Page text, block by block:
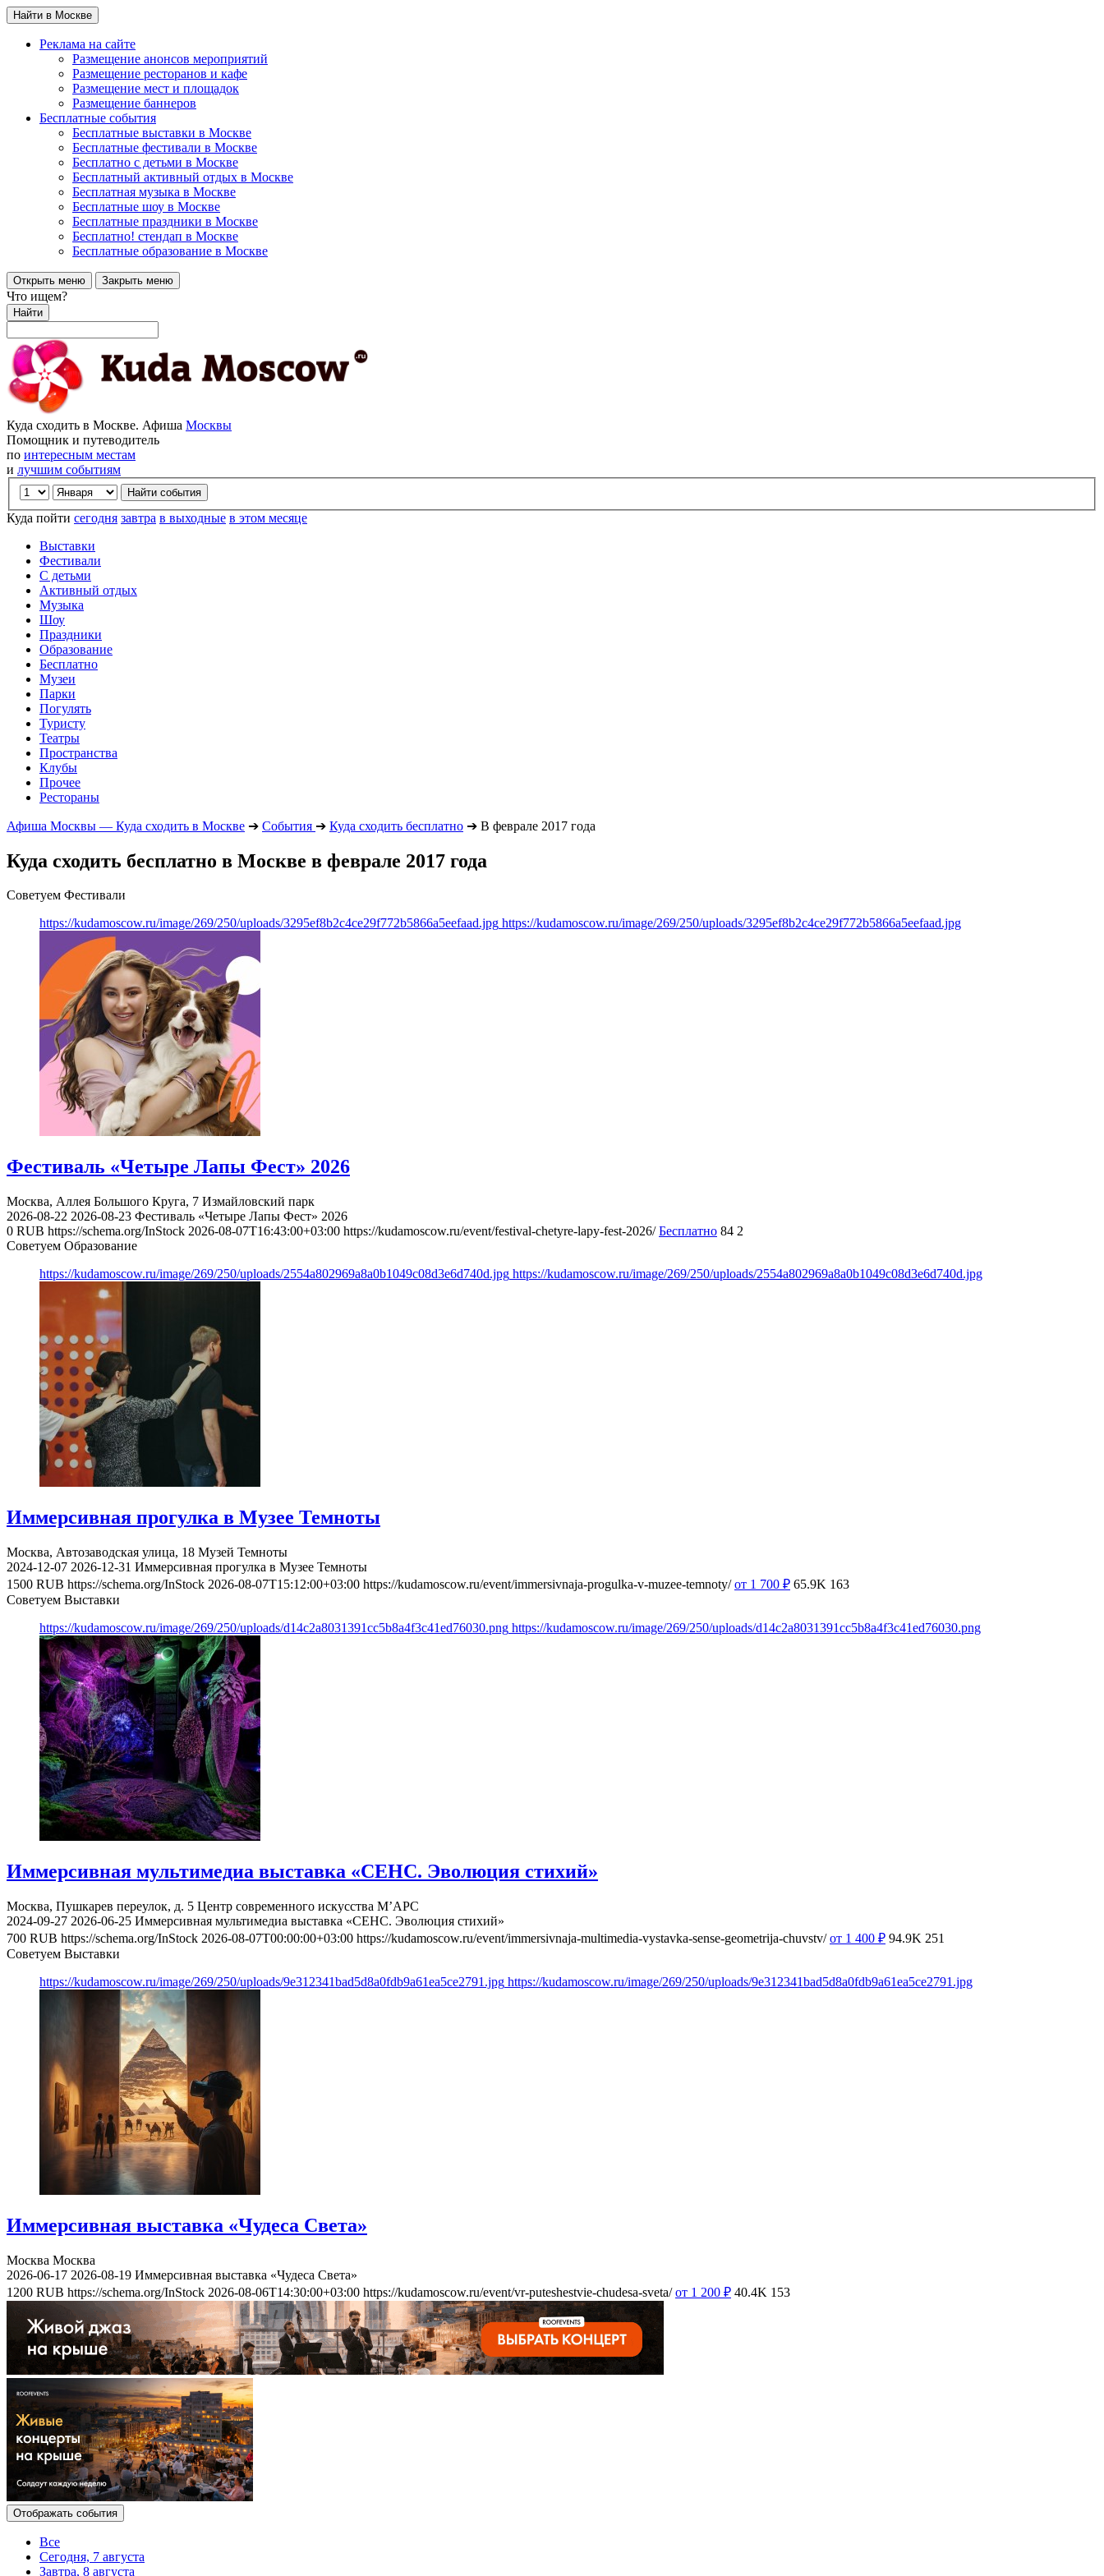
Найти в Москве
Реклама на сайте
Размещение анонсов мероприятий
Размещение ресторанов и кафе
Размещение мест и площадок
Размещение баннеров
Бесплатные события
Бесплатные выставки в Москве
Бесплатные фестивали в Москве
Бесплатно с детьми в Москве
Бесплатный активный отдых в Москве
Бесплатная музыка в Москве
Бесплатные шоу в Москве
Бесплатные праздники в Москве
Бесплатно! стендап в Москве
Бесплатные образование в Москве
Открыть меню Закрыть меню
Что ищем?
Найти
Куда сходить в Москве. Афиша Москвы
Помощник и путеводитель
по интересным местам
и лучшим событиям
Куда пойти сегодня завтра в выходные в этом месяце
Выставки
Фестивали
С детьми
Активный отдых
Музыка
Шоу
Праздники
Образование
Бесплатно
Музеи
Парки
Погулять
Туристу
Театры
Пространства
Клубы
Прочее
Рестораны
Афиша Москвы — Куда сходить в Москве ➔ События ➔ Куда сходить бесплатно ➔ В феврале 2017 года
Куда сходить бесплатно в Москве в феврале 2017 года
Советуем Фестивали
https://kudamoscow.ru/image/269/250/uploads/3295ef8b2c4ce29f772b5866a5eefaad.jpg https://kudamoscow.ru/image/269/250/uploads/3295ef8b2c4ce29f772b5866a5eefaad.jpg
Фестиваль «Четыре Лапы Фест» 2026
Москва, Аллея Большого Круга, 7 Измайловский парк
2026-08-22 2026-08-23 Фестиваль «Четыре Лапы Фест» 2026
0 RUB https://schema.org/InStock 2026-08-07T16:43:00+03:00 https://kudamoscow.ru/event/festival-chetyre-lapy-fest-2026/ Бесплатно 84 2
Советуем Образование
https://kudamoscow.ru/image/269/250/uploads/2554a802969a8a0b1049c08d3e6d740d.jpg https://kudamoscow.ru/image/269/250/uploads/2554a802969a8a0b1049c08d3e6d740d.jpg
Иммерсивная прогулка в Музее Темноты
Москва, Автозаводская улица, 18 Музей Темноты
2024-12-07 2026-12-31 Иммерсивная прогулка в Музее Темноты
1500 RUB https://schema.org/InStock 2026-08-07T15:12:00+03:00 https://kudamoscow.ru/event/immersivnaja-progulka-v-muzee-temnoty/ от 1 700 ₽ 65.9K 163
Советуем Выставки
https://kudamoscow.ru/image/269/250/uploads/d14c2a8031391cc5b8a4f3c41ed76030.png https://kudamoscow.ru/image/269/250/uploads/d14c2a8031391cc5b8a4f3c41ed76030.png
Иммерсивная мультимедиа выставка «СЕНС. Эволюция стихий»
Москва, Пушкарев переулок, д. 5 Центр современного искусства М’АРС
2024-09-27 2026-06-25 Иммерсивная мультимедиа выставка «СЕНС. Эволюция стихий»
700 RUB https://schema.org/InStock 2026-08-07T00:00:00+03:00 https://kudamoscow.ru/event/immersivnaja-multimedia-vystavka-sense-geometrija-chuvstv/ от 1 400 ₽ 94.9K 251
Советуем Выставки
https://kudamoscow.ru/image/269/250/uploads/9e312341bad5d8a0fdb9a61ea5ce2791.jpg https://kudamoscow.ru/image/269/250/uploads/9e312341bad5d8a0fdb9a61ea5ce2791.jpg
Иммерсивная выставка «Чудеса Света»
Москва Москва
2026-06-17 2026-08-19 Иммерсивная выставка «Чудеса Света»
1200 RUB https://schema.org/InStock 2026-08-06T14:30:00+03:00 https://kudamoscow.ru/event/vr-puteshestvie-chudesa-sveta/ от 1 200 ₽ 40.4K 153
Отображать события
Все
Сегодня, 7 августа
Завтра, 8 августа